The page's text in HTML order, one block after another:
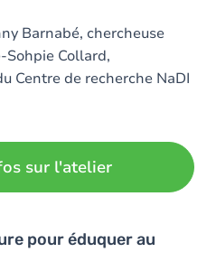
Barnabé, chercheuse
Collard,
Centre de recherche NaDI
sur l'atelier
pour éduquer au